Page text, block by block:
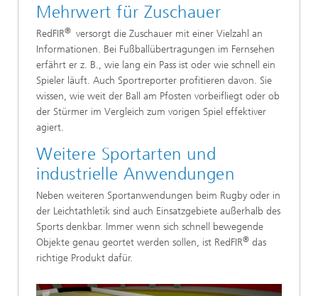
Mehrwert für Zuschauer
RedFIR® versorgt die Zuschauer mit einer Vielzahl an
Informationen. Bei Fußballübertragungen im Fernsehen
erfährt er z. B., wie lang ein Pass ist oder wie schnell ein
Spieler läuft. Auch Sportreporter profitieren davon. Sie
wissen, wie weit der Ball am Pfosten vorbeifliegt oder ob
der Stürmer im Vergleich zum vorigen Spiel effektiver
agiert.
Weitere Sportarten und
industrielle Anwendungen
Neben weiteren Sportanwendungen beim Rugby oder in
der Leichtathletik sind auch Einsatzgebiete außerhalb des
Sports denkbar. Immer wenn sich schnell bewegende
Objekte genau geortet werden sollen, ist RedFIR® das
richtige Produkt dafür.